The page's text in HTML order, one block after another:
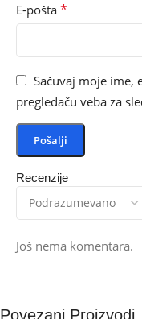
Recenzije
Još nema komentara.
E-pošta *
Sačuvaj moje ime,
pregledaču veba za
Povezani Proizvodi